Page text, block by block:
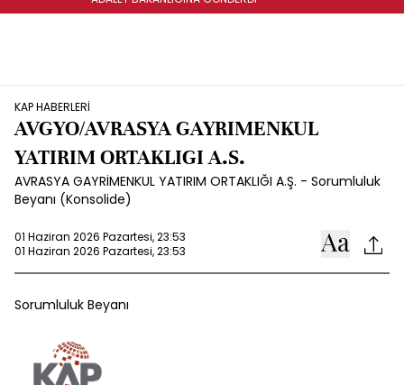
KAP HABERLERİ
AVGYO/AVRASYA GAYRIMENKUL
YATIRIM ORTAKLIGI A.S.
AVRASYA GAYRİMENKUL YATIRIM ORTAKLIĞI A.Ş. - Sorumluluk
Beyanı (Konsolide)
01 Haziran 2026 Pazartesi, 23:53
01 Haziran 2026 Pazartesi, 23:53
Sorumluluk Beyanı